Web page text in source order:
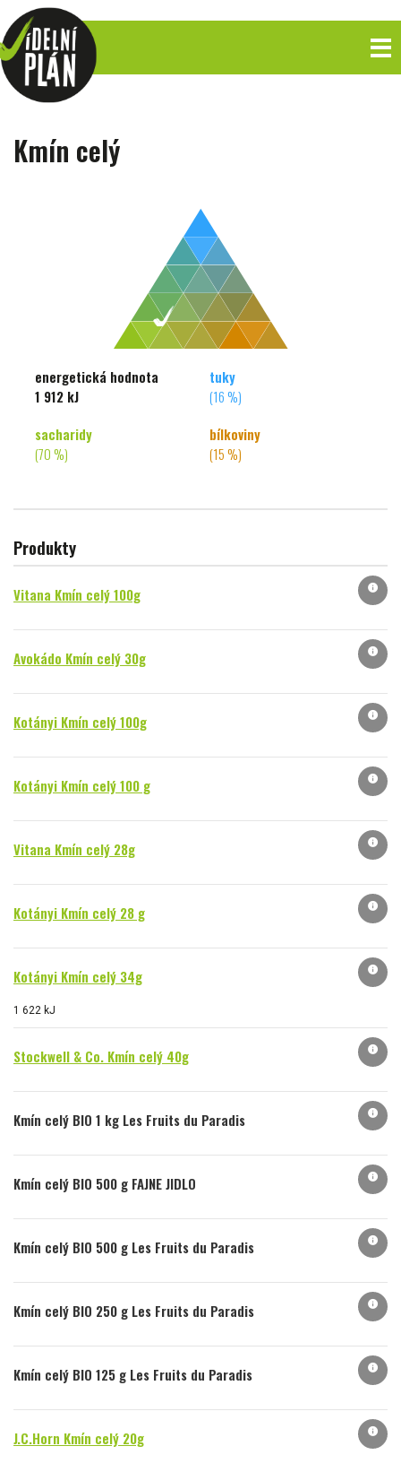
Kmín celý
energetická hodnota
1 912 kJ
tuky
(16 %)
sacharidy
(70 %)
bílkoviny
(15 %)
Produkty
Vitana Kmín celý 100g info
Avokádo Kmín celý 30g info
Kotányi Kmín celý 100g info
Kotányi Kmín celý 100 g info
Vitana Kmín celý 28g info
Kotányi Kmín celý 28 g info
Kotányi Kmín celý 34g
1 622 kJ
info
Stockwell & Co. Kmín celý 40g info
Kmín celý BIO 1 kg Les Fruits du Paradis info
Kmín celý BIO 500 g FAJNE JIDLO info
Kmín celý BIO 500 g Les Fruits du Paradis info
Kmín celý BIO 250 g Les Fruits du Paradis info
Kmín celý BIO 125 g Les Fruits du Paradis info
J.C.Horn Kmín celý 20g info